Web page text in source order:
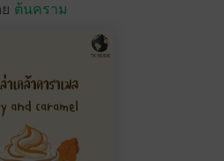
ต้นคราม